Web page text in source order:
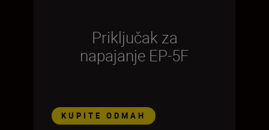
Priključak za
napajanje EP-5F
KUPITE ODMAH